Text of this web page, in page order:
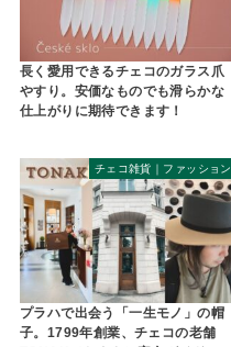
長く愛用できるチェコのガラス爪
やすり。安価なものでも滑らかな
仕上がりに期待できます！
チェコ雑貨｜ファッション
プラハで出会う「一生モノ」の帽
子。1799年創業、チェコの老舗